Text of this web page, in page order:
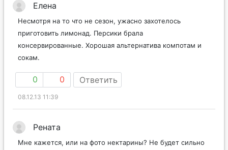
Елена
Несмотря на то что не сезон, ужасно захотелось
приготовить лимонад. Персики брала
консервированные. Хорошая альтернатива компотам и
сокам.
0 0 Ответить
08.12.13 11:39
Рената
Мне кажется, или на фото нектарины? Не будет сильно